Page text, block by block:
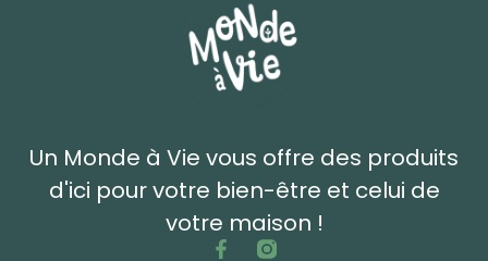
Un Monde à Vie vous offre des produits
d'ici pour votre bien-être et celui de
votre maison !